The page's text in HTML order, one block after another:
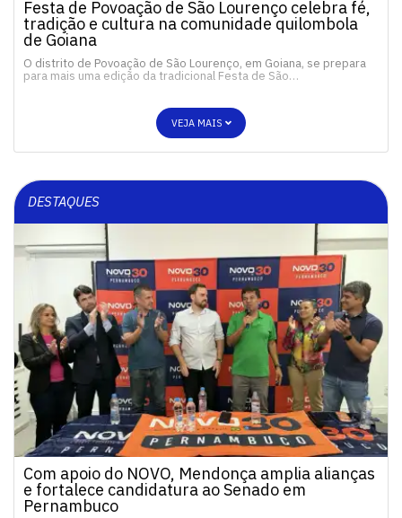
Festa de Povoação de São Lourenço celebra fé,
tradição e cultura na comunidade quilombola
de Goiana
O distrito de Povoação de São Lourenço, em Goiana, se prepara
para mais uma edição da tradicional Festa de São…
VEJA MAIS
DESTAQUES
Com apoio do NOVO, Mendonça amplia alianças
e fortalece candidatura ao Senado em
Pernambuco